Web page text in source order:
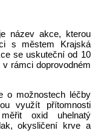
název akce, kterou
s městem Krajská
se uskuteční od 10
rámci doprovodném
o možnostech léčby
využít přítomnosti
oxid uhelnatý
okysličení krve a